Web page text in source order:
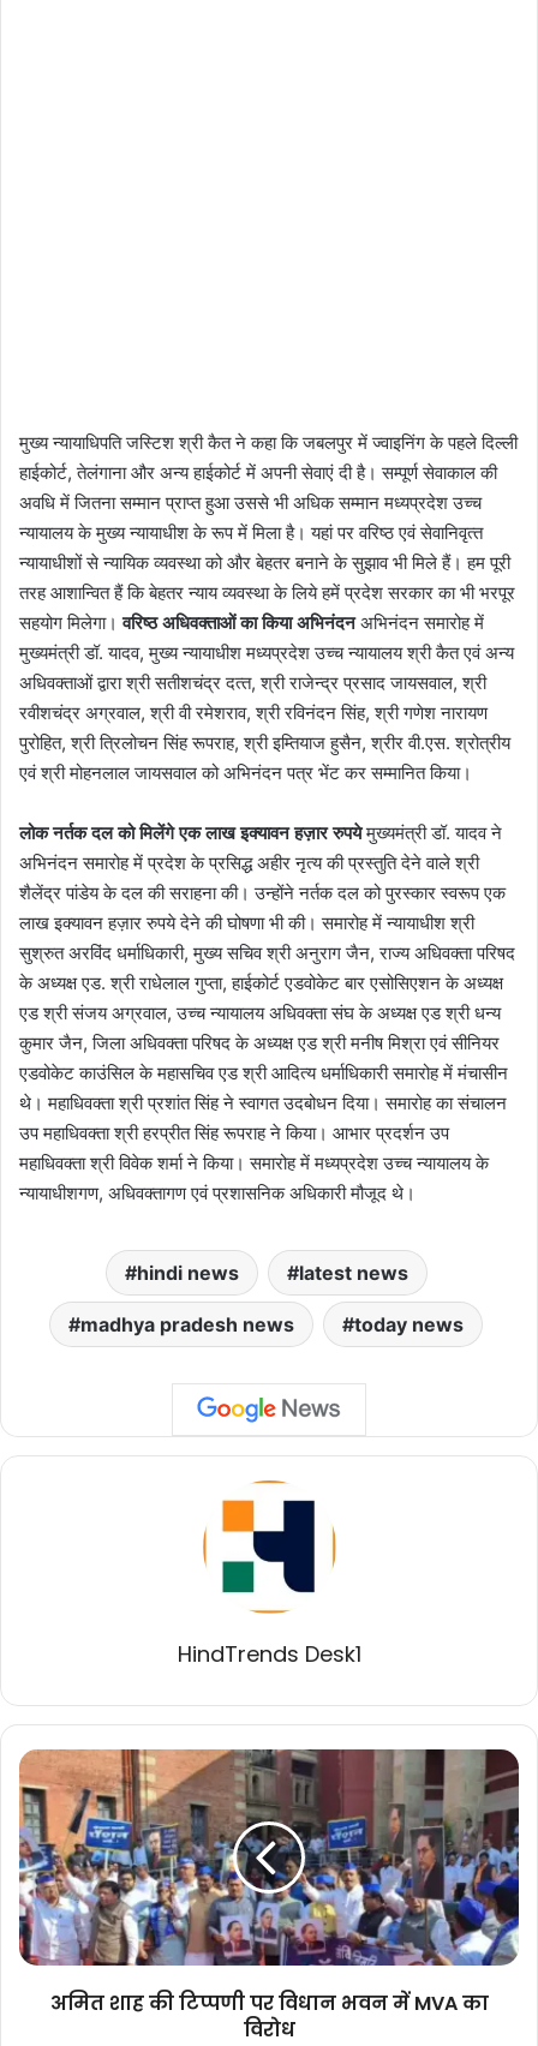
मुख्‍य न्‍यायाधिपति जस्टिश श्री कैत ने कहा कि जबलपुर में ज्वाइनिंग के पहले दिल्‍ली
हाईकोर्ट, तेलंगाना और अन्‍य हाईकोर्ट में अपनी सेवाएं दी है। सम्पूर्ण सेवाकाल की
अवधि में जितना सम्‍मान प्राप्‍त हुआ उससे भी अधिक सम्‍मान मध्‍यप्रदेश उच्‍च
न्‍यायालय के मुख्‍य न्‍यायाधीश के रूप में मिला है। यहां पर वरिष्‍ठ एवं सेवानिवृत्‍त
न्‍यायाधीशों से न्‍यायिक व्‍यवस्‍था को और बेहतर बनाने के सुझाव भी मिले हैं। हम पूरी
तरह आशान्वित हैं कि बेहतर न्याय व्यवस्था के लिये हमें प्रदेश सरकार का भी भरपूर
सहयोग मिलेगा।वरिष्ठ अधिवक्ताओं का किया अभिनंदनअभिनंदन समारोह में
मुख्‍यमंत्री डॉ. यादव, मुख्‍य न्‍यायाधीश मध्‍यप्रदेश उच्‍च न्‍यायालय श्री कैत एवं अन्‍य
अधिवक्‍ताओं द्वारा श्री सतीशचंद्र दत्‍त, श्री राजेन्‍द्र प्रसाद जायसवाल, श्री
रवीशचंद्र अग्रवाल, श्री वी रमेशराव, श्री रविनंदन सिंह, श्री गणेश नारायण
पुरोहित, श्री त्रिलोचन सिंह रूपराह, श्री इम्तियाज हुसैन, श्रीर वी.एस. श्रोत्रीय
एवं श्री मोहनलाल जायसवाल को अभिनंदन पत्र भेंट कर सम्‍मानित किया।
लोक नर्तक दल को मिलेंगे एक लाख इक्यावन हज़ार रुपयेमुख्यमंत्री डॉ. यादव ने
अभिनंदन समारोह में प्रदेश के प्रसिद्ध अहीर नृत्य की प्रस्तुति देने वाले श्री
शैलेंद्र पांडेय के दल की सराहना की। उन्होंने नर्तक दल को पुरस्‍कार स्‍वरूप एक
लाख इक्यावन हज़ार रुपये देने की घोषणा भी की। समारोह में न्‍यायाधीश श्री
सुश्रुत अरविंद धर्माधिकारी, मुख्य सचिव श्री अनुराग जैन, राज्य अधिवक्ता परिषद
के अध्यक्ष एड. श्री राधेलाल गुप्ता, हाईकोर्ट एडवोकेट बार एसोसिएशन के अध्यक्ष
एड श्री संजय अग्रवाल, उच्च न्यायालय अधिवक्ता संघ के अध्यक्ष एड श्री धन्य
कुमार जैन, जिला अधिवक्ता परिषद के अध्यक्ष एड श्री मनीष मिश्रा एवं सीनियर
एडवोकेट काउंसिल के महासचिव एड श्री आदित्य धर्माधिकारी समारोह में मंचासीन
थे। महाधिवक्ता श्री प्रशांत सिंह ने स्वागत उदबोधन दिया। समारोह का संचालन
उप महाधिवक्‍ता श्री हरप्रीत सिंह रूपराह ने किया। आभार प्रदर्शन उप
महाधिवक्‍ता श्री विवेक शर्मा ने किया। समारोह में मध्‍यप्रदेश उच्‍च न्‍यायालय के
न्‍यायाधीशगण, अधिवक्‍तागण एवं प्रशासनिक अधिकारी मौजूद थे।
hindi news latest news
madhya pradesh news today news
HindTrends Desk1
अमित
शाह
की
टिप्पणी
पर
विधान
भवन
में
MVA
अमित शाह की टिप्पणी पर विधान भवन में MVA का
विरोध